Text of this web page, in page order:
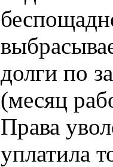
долги по
(месяц
Права
уплатила